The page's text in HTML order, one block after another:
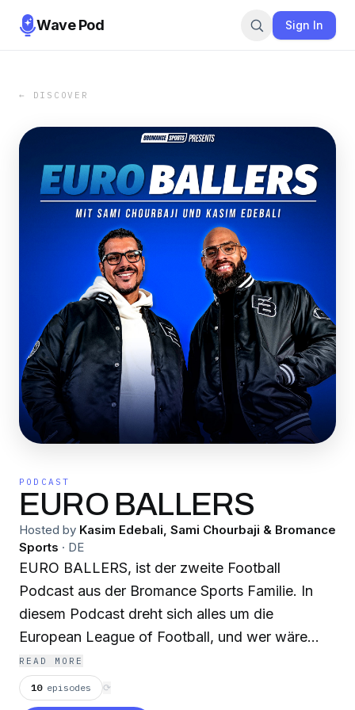
Wave Pod Sign In
← DISCOVER
PODCAST
EURO BALLERS
Hosted by Kasim Edebali, Sami Chourbaji & Bromance
Sports · DE
EURO BALLERS, ist der zweite Football
Podcast aus der Bromance Sports Familie. In
diesem Podcast dreht sich alles um die
European League of Football, und wer wäre
dafür besser qualifiziert als EX NFL Spieler und
ELF TV Experte Kasim "Vollmaschine" Edebali
und Football Bromance Insider Sami Chourbaji.
READ MORE
10 episodes ⟳